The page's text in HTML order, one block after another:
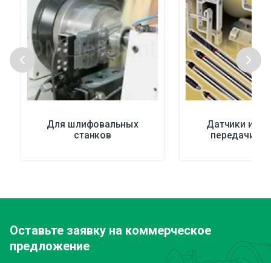
Для шлифовальных
станков
Датчики и
передачи
Оставьте заявку на коммерческое
предложение